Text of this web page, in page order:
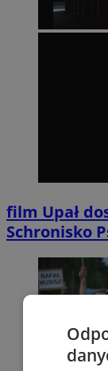
film Upał
Schronisko